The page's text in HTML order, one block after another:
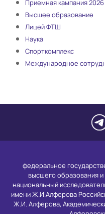
Приемная кампания 2026
Высшее образование
Лицей ФТШ
Наука
Спорткомплекс
Международное
федеральное
высшего образования
национальный
имени Ж.И.Алферова
Ж.И. Алферова,